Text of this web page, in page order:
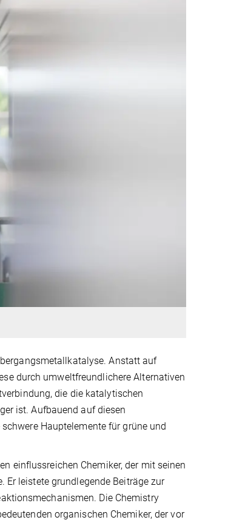
Anstatt auf
durch umweltfreundlichere Alternativen
die die katalytischen
ist. Aufbauend auf diesen
Hauptelemente für grüne und
einflussreichen Chemiker, der mit seinen
leistete grundlegende Beiträge zur
Die Chemistry
organischen Chemiker, der vor